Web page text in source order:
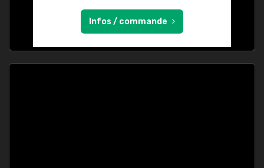
Infos / commande